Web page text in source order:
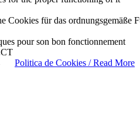
Cookies für das ordnungsgemäße
pour son bon fonctionnement
Politica de Cookies / Read More